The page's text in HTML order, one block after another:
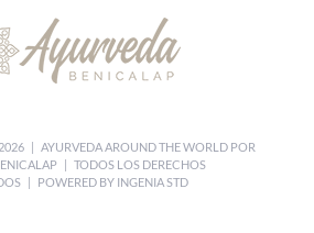
2026 | AYURVEDA AROUND THE WORLD POR
| TODOS LOS DERECHOS
| POWERED BY INGENIA STD